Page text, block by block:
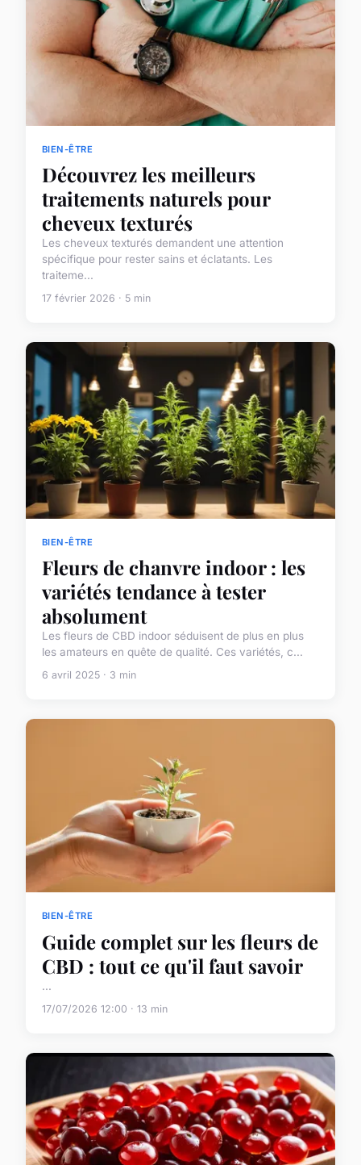
BIEN-ÊTRE
Découvrez les meilleurs
traitements naturels pour
cheveux texturés
Les cheveux texturés demandent une attention
spécifique pour rester sains et éclatants. Les
traiteme...
17 février 2026 · 5 min
BIEN-ÊTRE
Fleurs de chanvre indoor : les
variétés tendance à tester
absolument
Les fleurs de CBD indoor séduisent de plus en plus
les amateurs en quête de qualité. Ces variétés, c...
6 avril 2025 · 3 min
BIEN-ÊTRE
Guide complet sur les fleurs de
CBD : tout ce qu'il faut savoir
...
17/07/2026 12:00 · 13 min